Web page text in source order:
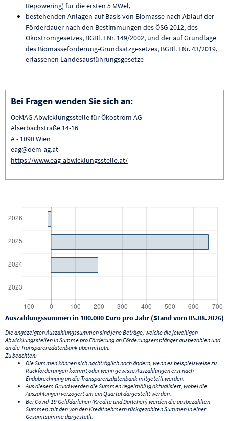
Repowering) für die ersten 5 MWel,
bestehenden Anlagen auf Basis von Biomasse nach Ablauf der
Förderdauer nach den Bestimmungen des ÖSG 2012, des
Ökostromgesetzes, BGBl. I Nr. 149/2002, und der auf Grundlage
des Biomasseförderung-Grundsatzgesetzes, BGBl. I Nr. 43/2019,
erlassenen Landesausführungsgesetze
Bei Fragen wenden Sie sich an:
OeMAG Abwicklungsstelle für Ökostrom AG
Alserbachstraße 14-16
A - 1090 Wien
eag@oem-ag.at
https://www.eag-abwicklungsstelle.at/
Auszahlungssummen in 100.000 Euro pro Jahr (Stand vom 05.08.2026)
Die angezeigten Auszahlungssummen sind jene Beträge, welche die jeweiligen
Abwicklungsstellen in Summe pro Förderung an Förderungsempfänger ausbezahlen und
an die Transparenzdatenbank übermitteln.
Zu beachten:
Die Summen können sich nachträglich noch ändern, wenn es beispielsweise zu
Rückforderungen kommt oder wenn gewisse Auszahlungen erst nach
Endabrechnung an die Transparenzdatenbank mitgeteilt werden.
Aus diesem Grund werden die Summen regelmäßig aktualisiert, wobei die
Auszahlungen verzögert um ein Quartal dargestellt werden.
Bei Covid-19 Gelddarlehen (Kredite und Darlehen) werden die ausbezahlten
Summen mit den von den Kreditnehmern rückgezahlten Summen in einer
Gesamtsumme dargestellt.